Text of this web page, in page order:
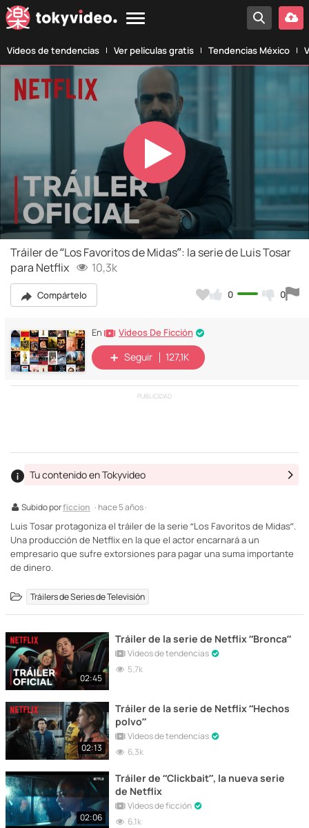
Vídeos de tendencias Ver películas gratis Tendencias México
Play
Video
Tráiler de “Los Favoritos de Midas”: la serie de Luis Tosar
para Netflix
10,3k
Compártelo 0 0
En Vídeos De Ficción
Seguir 127,1K
PUBLICIDAD
Subido porficcion · hace 5 años ·
Tu contenido en Tokyvideo
Luis Tosar protagoniza el tráiler de la serie “Los Favoritos de Midas”.
Una producción de Netflix en la que el actor encarnará a un
empresario que sufre extorsiones para pagar una suma importante
de dinero.
Tráilers de Series de Televisión
02:45
Tráiler de la serie de Netflix “Bronca”
Vídeos de tendencias
5,7k
02:13
Tráiler de la serie de Netflix “Hechos
polvo”
Vídeos de tendencias
6,3k
02:06
Tráiler de “Clickbait”, la nueva serie
de Netflix
Vídeos de ficción
6,1k